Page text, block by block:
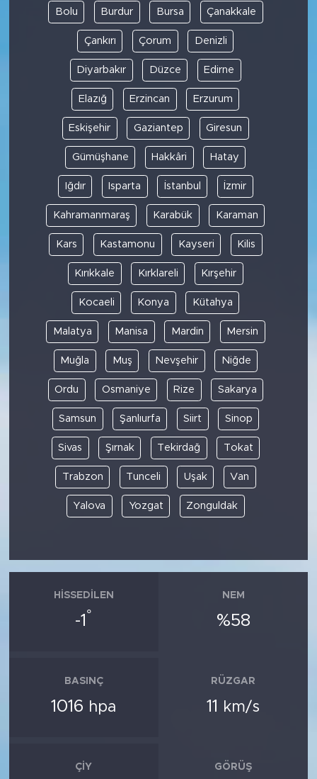
Bolu Burdur Bursa Çanakkale
Çankırı Çorum Denizli
Diyarbakır Düzce Edirne
Elazığ Erzincan Erzurum
Eskişehir Gaziantep Giresun
Gümüşhane Hakkâri Hatay
Iğdır Isparta İstanbul İzmir
Kahramanmaraş Karabük Karaman
Kars Kastamonu Kayseri Kilis
Kırıkkale Kırklareli Kırşehir
Kocaeli Konya Kütahya
Malatya Manisa Mardin Mersin
Muğla Muş Nevşehir Niğde
Ordu Osmaniye Rize Sakarya
Samsun Şanlıurfa Siirt Sinop
Sivas Şırnak Tekirdağ Tokat
Trabzon Tunceli Uşak Van
Yalova Yozgat Zonguldak
HISSEDILEN
-1 °
NEM
%58
BASINÇ
1016 hpa
RÜZGAR
11 km/s
ÇIY GÖRÜŞ